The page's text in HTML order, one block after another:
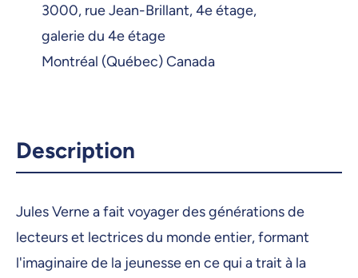
3000, rue Jean-Brillant, 4e étage,
galerie du 4e étage
Montréal (Québec) Canada
Description
Jules Verne a fait voyager des générations de
lecteurs et lectrices du monde entier, formant
l'imaginaire de la jeunesse en ce qui a trait à la